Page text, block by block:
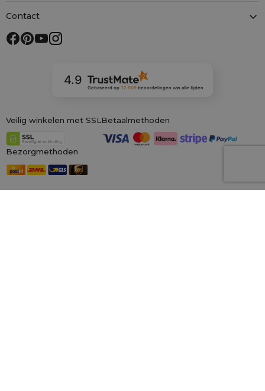
Contact
4.9
Gebaseerd op 12 909 beoordelingenvan alle tijden
Veilig winkelen met SSL Betaalmethoden
Bezorgmethoden